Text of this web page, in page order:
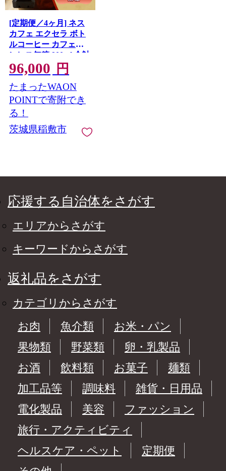
[定期便／4ヶ月] ネス
カフェ エクセラ ボト
ルコーヒー カフェイ
ンレス無糖 900ml 合計
96本(12本×2箱×4回発
送)｜珈琲 アイスコー
ヒー ペットボトル ケ
ース カフェ ギフト ネ
スレ [2166]
96,000 円
たまったWAON
POINTで寄附でき
る！
茨城県稲敷市
応援する自治体をさがす
エリアからさがす
キーワードからさがす
返礼品をさがす
カテゴリからさがす
お肉
魚介類
お米・パン
果物類
野菜類
卵・乳製品
お酒
飲料類 お菓子
麺類
加工品等
調味料
雑貨・日用品
電化製品
美容
ファッション
旅行・アクティビティ
ヘルスケア・ペット
定期便